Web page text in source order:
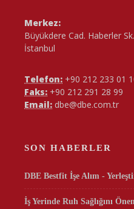
Merkez:
Büyükdere Cad. Haberler
İstanbul
Telefon: +90 212 233 01
Faks: +90 212 291 28 99
Email: dbe@dbe.com.tr
SON HABERLER
DBE Bestfit İşe Alım -
İş Yerinde Ruh Sağlığını